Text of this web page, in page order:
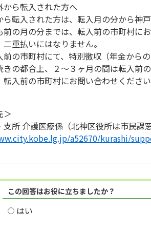
ら転入された方へ
ら転入された方は、転入月の分から神
前の月の分までは、転入前の市町村に
重払いにはなりません。
前の市町村にて、特別徴収（年金から
きの都合上、２～３ヶ月の間は転入前
転入前の市町村にお問い合わせくださ
＞
支所 介護医療係（北神区役所は市民課
a52670/kurashi/
この回答はお役に立ちましたか？
はい